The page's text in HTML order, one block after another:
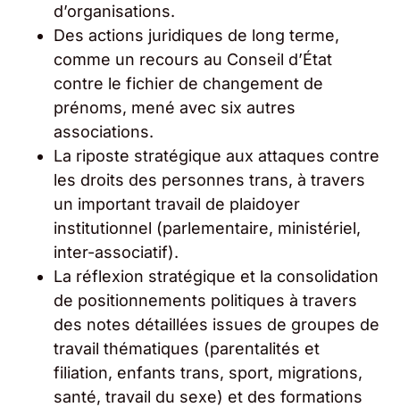
d’organisations.
Des actions juridiques de long terme,
comme un recours au Conseil d’État
contre le fichier de changement de
prénoms, mené avec six autres
associations.
La riposte stratégique aux attaques contre
les droits des personnes trans, à travers
un important travail de plaidoyer
institutionnel (parlementaire, ministériel,
inter-associatif).
La réflexion stratégique et la consolidation
de positionnements politiques à travers
des notes détaillées issues de groupes de
travail thématiques (parentalités et
filiation, enfants trans, sport, migrations,
santé, travail du sexe) et des formations